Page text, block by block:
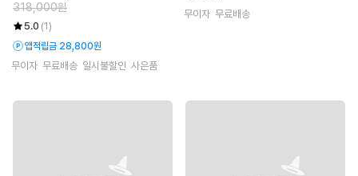
318,000원
5.0 (1)
앱적립금 28,800원
무이자 무료배송 일시불할인 사은품
무이자 무료배송